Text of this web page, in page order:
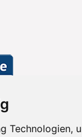
Technologien,